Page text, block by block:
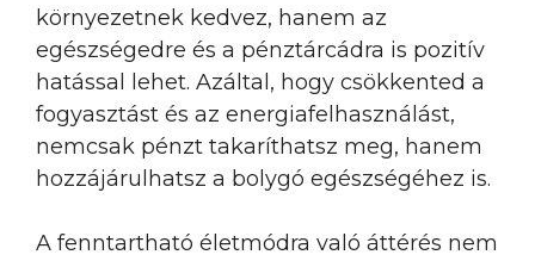
környezetnek kedvez, hanem az
egészségedre és a pénztárcádra is pozitív
hatással lehet. Azáltal, hogy csökkented a
fogyasztást és az energiafelhasználást,
nemcsak pénzt takaríthatsz meg, hanem
hozzájárulhatsz a bolygó egészségéhez is.
A fenntartható életmódra való áttérés nem